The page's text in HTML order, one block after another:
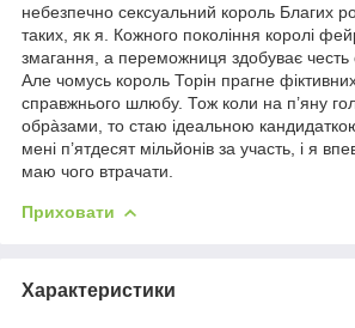
небезпечно сексуальний король Благих
таких, як я. Кожного покоління королі
змагання, а переможниця здобуває честь
Але чомусь король Торін прагне
справжнього шлюбу. Тож коли на п’яну
обрàзами, то стаю ідеальною
мені п’ятдесят мільйонів за участь, і я
маю чого втрачати.
Приховати
Характеристики